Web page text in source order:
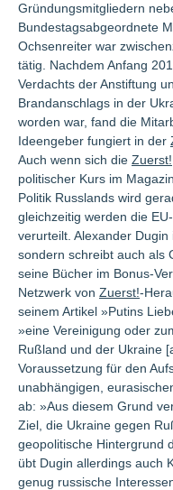
Gründungsmitgliedern
Bundestagsabgeordnete
Ochsenreiter war
tätig. Nachdem Anfang
Verdachts der Anstiftung
Brandanschlags in der
worden war, fand die
Ideengeber fungiert in der
Auch wenn sich die Zuerst!
politischer Kurs im
Politik Russlands wird
gleichzeitig werden die
verurteilt. Alexander
sondern schreibt auch als
seine Bücher im Bonus-
Netzwerk von Zuerst!-
seinem Artikel »Putins
»eine Vereinigung oder
Rußland und der Ukraine
Voraussetzung für den
unabhängigen,
ab: »Aus diesem Grund
Ziel, die Ukraine gegen
geopolitische Hintergrund
übt Dugin allerdings auch
genug russische